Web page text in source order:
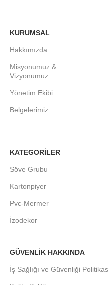
KURUMSAL
Hakkımızda
Misyonumuz &
Vizyonumuz
Yönetim Ekibi
Belgelerimiz
KATEGORİLER
Söve Grubu
Kartonpiyer
Pvc-Mermer
İzodekor
GÜVENLİK HAKKINDA
İş Sağlığı ve Güvenliği